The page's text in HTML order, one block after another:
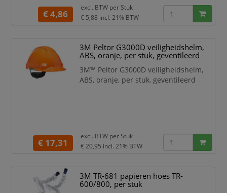
€ 4,86
excl. BTW per Stuk
€ 5,88 incl. 21% BTW
3M Peltor G3000D veiligheidshelm,
ABS, oranje, per stuk, geventileerd
3M™ Peltor G3000D veiligheidshelm,
ABS, oranje, per stuk, geventileerd
€ 17,31
excl. BTW per Stuk
€ 20,95 incl. 21% BTW
3M TR-681 papieren hoes TR-
600/800, per stuk